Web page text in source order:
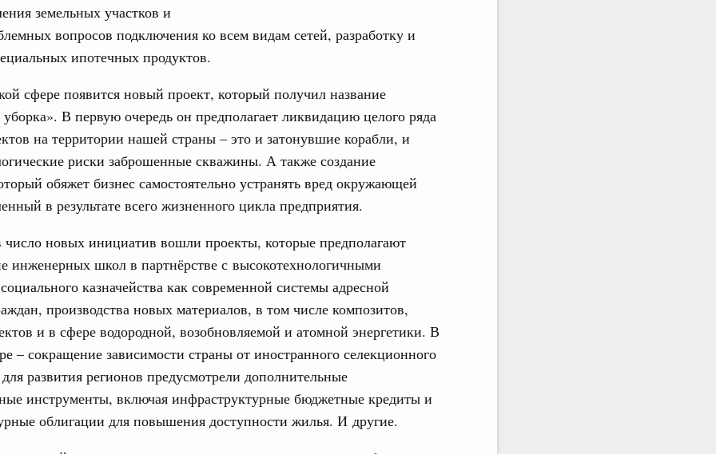
земельных участков и
вопросов подключения ко всем видам сетей, разработку и
ипотечных продуктов.
сфере появится новый проект, который получил название
уборка». В первую очередь он предполагает ликвидацию целого ряда
на территории нашей страны – это и затонувшие корабли, и
риски заброшенные скважины. А также создание
обяжет бизнес самостоятельно устранять вред окружающей
в результате всего жизненного цикла предприятия.
число новых инициатив вошли проекты, которые предполагают
инженерных школ в партнёрстве с высокотехнологичными
казначейства как современной системы адресной
производства новых материалов, в том числе композитов,
и в сфере водородной, возобновляемой и атомной энергетики. В
– сокращение зависимости страны от иностранного селекционного
развития регионов предусмотрели дополнительные
инструменты, включая инфраструктурные бюджетные кредиты и
облигации для повышения доступности жилья. И другие.
Михаил Мишустин ознакомился с
понедельник
Защита прав потребителей
по развитию цифровых платформ
р
Показать еще